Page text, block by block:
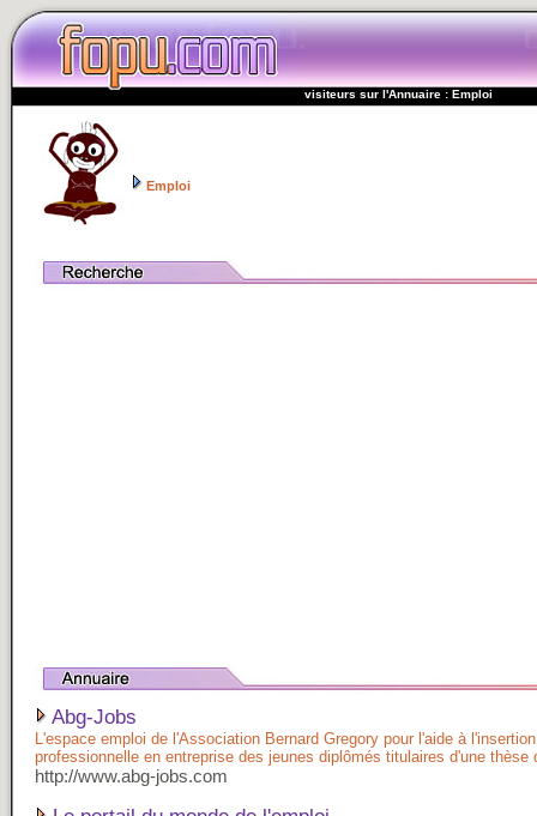
visiteurs sur l'Annuaire : Emploi
Emploi
Abg-Jobs
L'espace emploi de l'Association Bernard Gregory pour l'aide à l'insertion
professionnelle en entreprise des jeunes diplômés titulaires d'une thèse
http://www.abg-jobs.com